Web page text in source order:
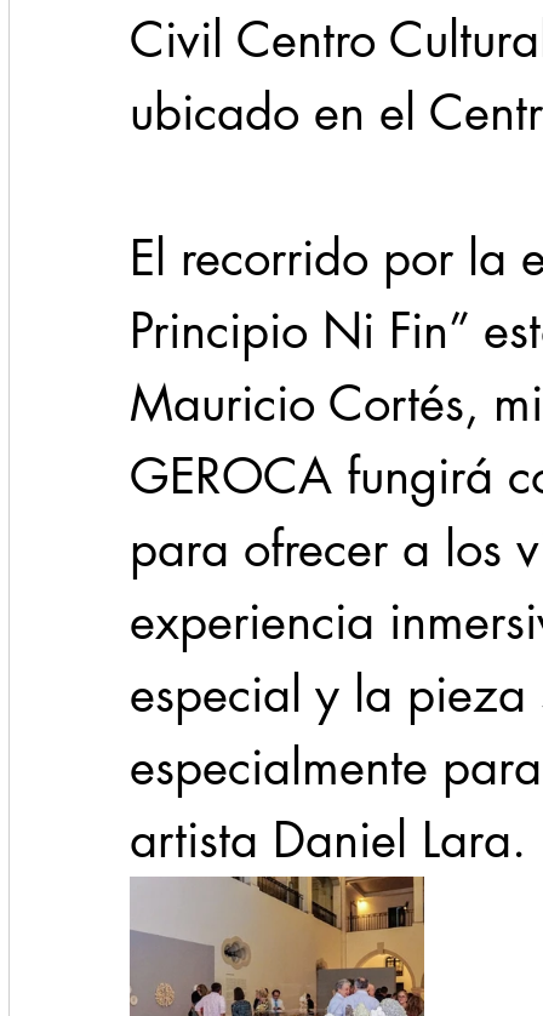
Civil Centro
ubicado en el
El recorrido por la
Principio Ni Fin”
Mauricio Cortés,
GEROCA fungirá
para ofrecer a los
experiencia
especial y la
especialmente
artista Daniel Lara.